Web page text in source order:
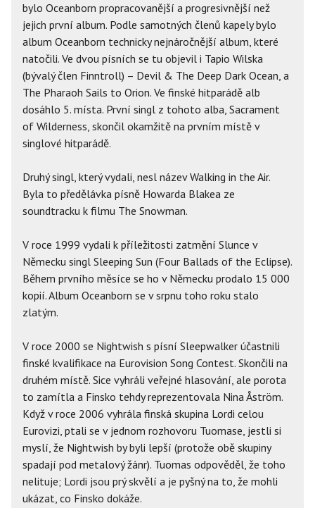
bylo Oceanborn propracovanější a progresivnější než
jejich první album. Podle samotných členů kapely bylo
album Oceanborn technicky nejnáročnější album, které
natočili. Ve dvou písních se tu objevil i Tapio Wilska
(bývalý člen Finntroll) – Devil & The Deep Dark Ocean, a
The Pharaoh Sails to Orion. Ve finské hitparádě alb
dosáhlo 5. místa. První singl z tohoto alba, Sacrament
of Wilderness, skončil okamžitě na prvním místě v
singlové hitparádě.
Druhý singl, který vydali, nesl název Walking in the Air.
Byla to předělávka písně Howarda Blakea ze
soundtracku k filmu The Snowman.
V roce 1999 vydali k příležitosti zatmění Slunce v
Německu singl Sleeping Sun (Four Ballads of the Eclipse).
Během prvního měsíce se ho v Německu prodalo 15 000
kopií. Album Oceanborn se v srpnu toho roku stalo
zlatým.
V roce 2000 se Nightwish s písní Sleepwalker účastnili
finské kvalifikace na Eurovision Song Contest. Skončili na
druhém místě. Sice vyhráli veřejné hlasování, ale porota
to zamítla a Finsko tehdy reprezentovala Nina Åström.
Když v roce 2006 vyhrála finská skupina Lordi celou
Eurovizi, ptali se v jednom rozhovoru Tuomase, jestli si
myslí, že Nightwish by byli lepší (protože obě skupiny
spadají pod metalový žánr). Tuomas odpověděl, že toho
nelituje; Lordi jsou prý skvělí a je pyšný na to, že mohli
ukázat, co Finsko dokáže.